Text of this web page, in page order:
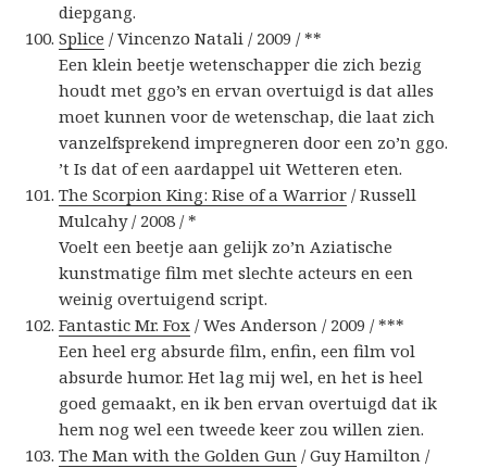
diepgang.
Splice / Vincenzo Natali / 2009 / **
Een klein beetje wetenschapper die zich bezig
houdt met ggo’s en ervan overtuigd is dat alles
moet kunnen voor de wetenschap, die laat zich
vanzelfsprekend impregneren door een zo’n ggo.
’t Is dat of een aardappel uit Wetteren eten.
The Scorpion King: Rise of a Warrior / Russell
Mulcahy / 2008 / *
Voelt een beetje aan gelijk zo’n Aziatische
kunstmatige film met slechte acteurs en een
weinig overtuigend script.
Fantastic Mr. Fox / Wes Anderson / 2009 / ***
Een heel erg absurde film, enfin, een film vol
absurde humor. Het lag mij wel, en het is heel
goed gemaakt, en ik ben ervan overtuigd dat ik
hem nog wel een tweede keer zou willen zien.
The Man with the Golden Gun / Guy Hamilton /